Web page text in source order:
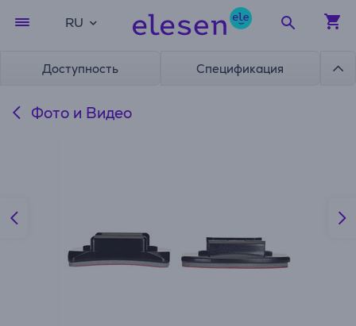
RU
Доступность Спецификация
Фото и Видео